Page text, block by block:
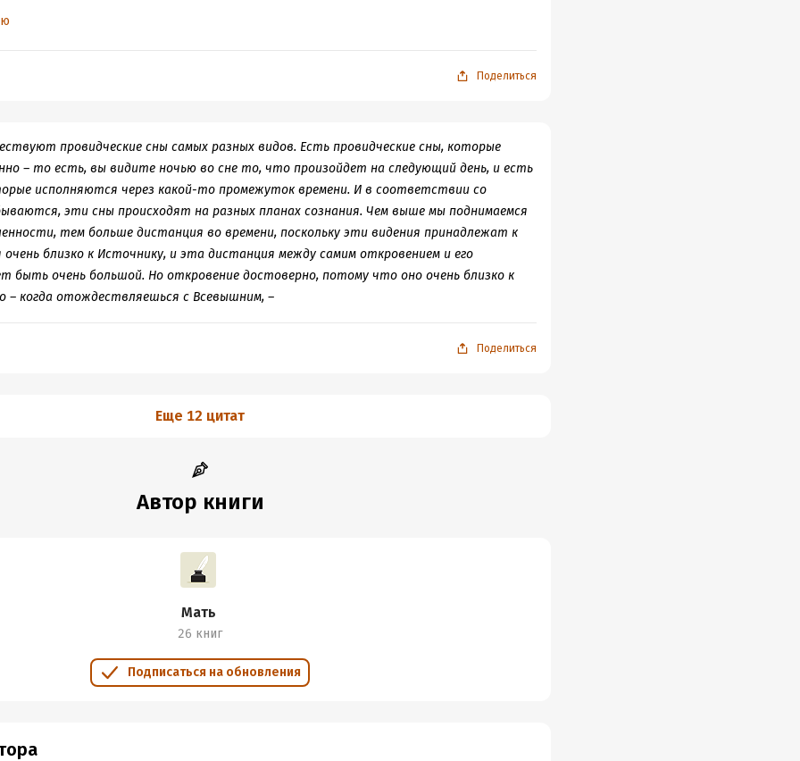
он увидел тот же жест,
Поделиться
провидческие сны самых разных видов. Есть провидческие сны, которые
– то есть, вы видите ночью во сне то, что произойдет на следующий день, и есть
исполняются через какой-то промежуток времени. И в соответствии со
эти сны происходят на разных планах сознания. Чем выше мы поднимаемся
тем больше дистанция во времени, поскольку эти видения принадлежат к
близко к Источнику, и эта дистанция между самим откровением и его
быть очень большой. Но откровение достоверно, потому что оно очень близко к
– когда отождествляешься с Всевышним, –
Поделиться
Еще 12 цитат
Автор книги
Мать
26 книг
Подписаться на обновления